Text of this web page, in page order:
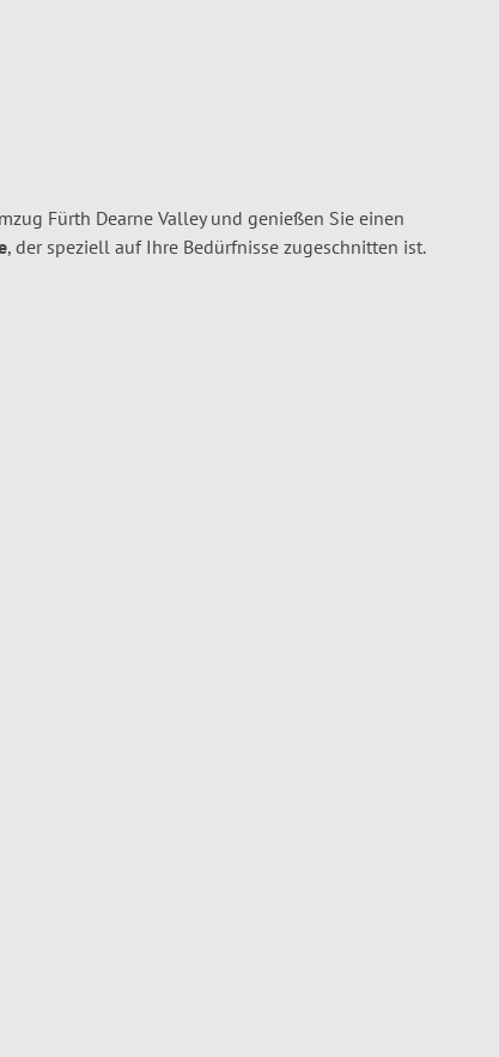
Fürth Dearne Valley und genießen Sie einen
, der speziell auf Ihre Bedürfnisse zugeschnitten ist.